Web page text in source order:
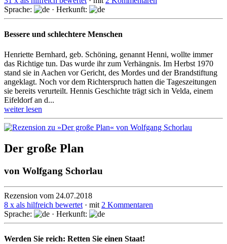
Sprache:
· Herkunft:
Bessere und schlechtere Menschen
Henriette Bernhard, geb. Schöning, genannt Henni, wollte immer
das Richtige tun. Das wurde ihr zum Verhängnis. Im Herbst 1970
stand sie in Aachen vor Gericht, des Mordes und der Brand­stiftung
angeklagt. Noch vor dem Richter­spruch hatten die Tages­zeitun­gen
sie bereits verurteilt. Hennis Geschichte trägt sich in Velda, einem
Eifeldorf an d...
weiter lesen
Der große Plan
von Wolfgang Schorlau
Rezension vom 24.07.2018
8 x als hilfreich bewertet · mit 2 Kommentaren
Sprache:
· Herkunft:
Werden Sie reich: Retten Sie einen Staat!